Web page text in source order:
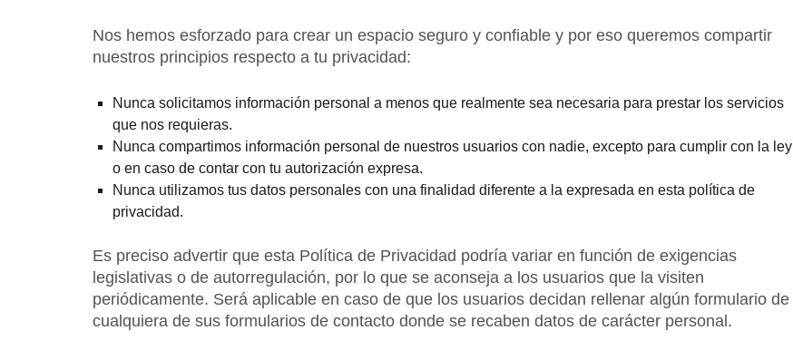
Nos hemos esforzado para crear un espacio seguro y confiable y por eso queremos compartir
nuestros principios respecto a tu privacidad:
Nunca solicitamos información personal a menos que realmente sea necesaria para prestar los servicios
que nos requieras.
Nunca compartimos información personal de nuestros usuarios con nadie, excepto para cumplir con la ley
o en caso de contar con tu autorización expresa.
Nunca utilizamos tus datos personales con una finalidad diferente a la expresada en esta política de
privacidad.
Es preciso advertir que esta Política de Privacidad podría variar en función de exigencias
legislativas o de autorregulación, por lo que se aconseja a los usuarios que la visiten
periódicamente. Será aplicable en caso de que los usuarios decidan rellenar algún formulario de
cualquiera de sus formularios de contacto donde se recaben datos de carácter personal.